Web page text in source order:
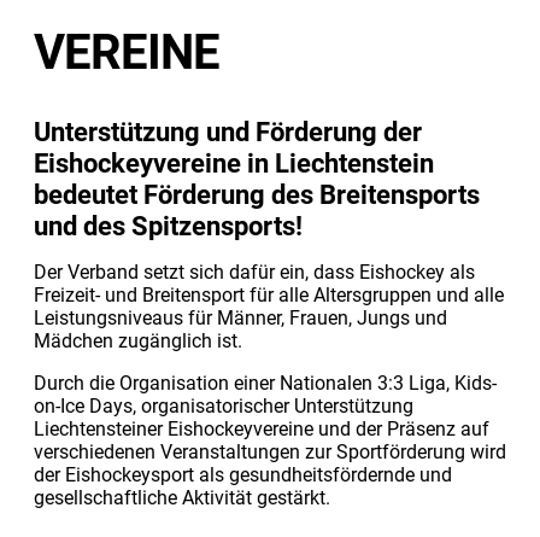
VEREINE
Unterstützung und Förderung der
Eishockeyvereine in Liechtenstein
bedeutet Förderung des Breitensports
und des Spitzensports!
Der Verband setzt sich dafür ein, dass Eishockey als
Freizeit- und Breitensport für alle Altersgruppen und alle
Leistungsniveaus für Männer, Frauen, Jungs und
Mädchen zugänglich ist.
Durch die Organisation einer Nationalen 3:3 Liga, Kids-
on-Ice Days, organisatorischer Unterstützung
Liechtensteiner Eishockeyvereine und der Präsenz auf
verschiedenen Veranstaltungen zur Sportförderung wird
der Eishockeysport als gesundheitsfördernde und
gesellschaftliche Aktivität gestärkt.